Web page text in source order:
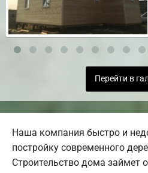
Перейти в
Наша компания быстро и
постройку современного
Строительство дома займет